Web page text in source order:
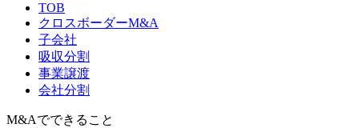
TOB
クロスボーダーM&A
子会社
吸収分割
事業譲渡
会社分割
M&Aでできること